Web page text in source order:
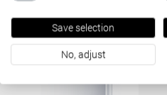
Save selection
No, adjust